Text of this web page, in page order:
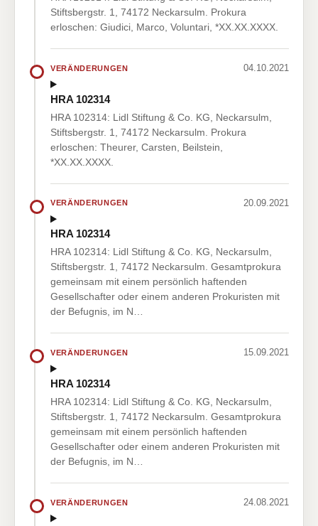
Stiftsbergstr. 1, 74172 Neckarsulm. Prokura
erloschen: Giudici, Marco, Voluntari, *XX.XX.XXXX.
VERÄNDERUNGEN 04.10.2021
HRA 102314
HRA 102314: Lidl Stiftung & Co. KG, Neckarsulm,
Stiftsbergstr. 1, 74172 Neckarsulm. Prokura
erloschen: Theurer, Carsten, Beilstein,
*XX.XX.XXXX.
VERÄNDERUNGEN 20.09.2021
HRA 102314
HRA 102314: Lidl Stiftung & Co. KG, Neckarsulm,
Stiftsbergstr. 1, 74172 Neckarsulm. Gesamtprokura
gemeinsam mit einem persönlich haftenden
Gesellschafter oder einem anderen Prokuristen mit
der Befugnis, im N…
VERÄNDERUNGEN 15.09.2021
HRA 102314
HRA 102314: Lidl Stiftung & Co. KG, Neckarsulm,
Stiftsbergstr. 1, 74172 Neckarsulm. Gesamtprokura
gemeinsam mit einem persönlich haftenden
Gesellschafter oder einem anderen Prokuristen mit
der Befugnis, im N…
VERÄNDERUNGEN 24.08.2021